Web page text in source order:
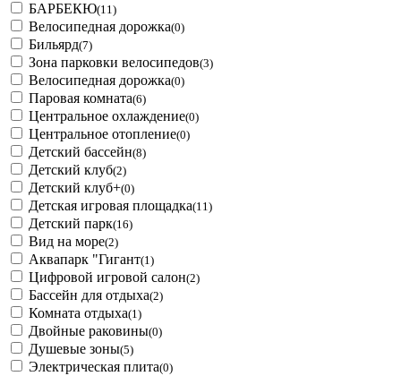
БАРБЕКЮ(11)
Велосипедная дорожка(0)
Бильярд(7)
Зона парковки велосипедов(3)
Велосипедная дорожка(0)
Паровая комната(6)
Центральное охлаждение(0)
Центральное отопление(0)
Детский бассейн(8)
Детский клуб(2)
Детский клуб+(0)
Детская игровая площадка(11)
Детский парк(16)
Вид на море(2)
Аквапарк "Гигант(1)
Цифровой игровой салон(2)
Бассейн для отдыха(2)
Комната отдыха(1)
Двойные раковины(0)
Душевые зоны(5)
Электрическая плита(0)